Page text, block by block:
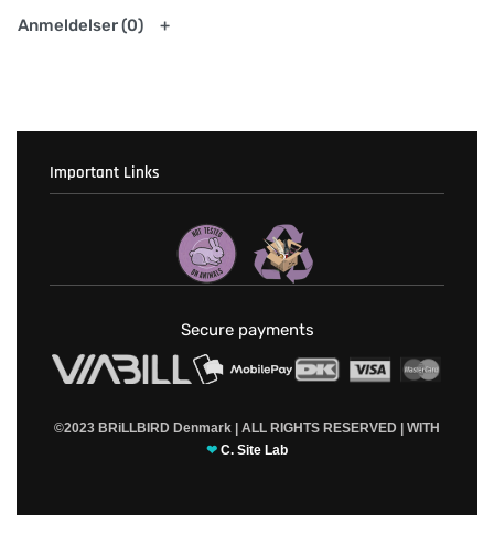
Anmeldelser (0)
Important Links
Fortrolighedspolitik
Secure payments
©2023 BRiLLBIRD Denmark | ALL RIGHTS RESERVED | WITH
❤ C. Site Lab